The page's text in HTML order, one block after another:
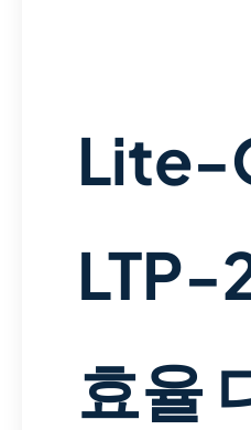
Lite-
LTP-
효율